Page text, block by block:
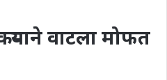
वाटला मोफत